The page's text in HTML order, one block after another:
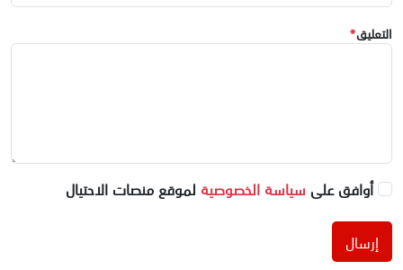
التعليق*
أوافق على سياسة الخصوصية لموقع منصات الاحتيال
إرسال